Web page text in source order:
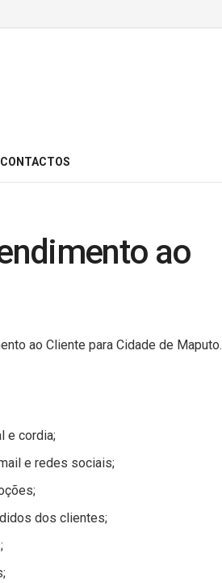
CONTACTOS
ao
ao Cliente para Cidade de Maputo.
e cordia;
e redes sociais;
dos clientes;